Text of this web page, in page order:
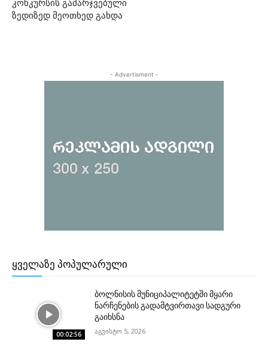
კონკურსის გამარჯვებული
ზედიზედ მეოთხედ გახდა
- Advertisment -
ᲧᲕᲔᲚᲐᲖᲔ ᲞᲝᲞᲣᲚᲐᲠᲣᲚᲘ
00:02:56
ბოლნისის მუნიციპალიტეტში მყარი
ნარჩენების გადამტვირთავი სადგური
გაიხსნა
აგვისტო 5, 2026